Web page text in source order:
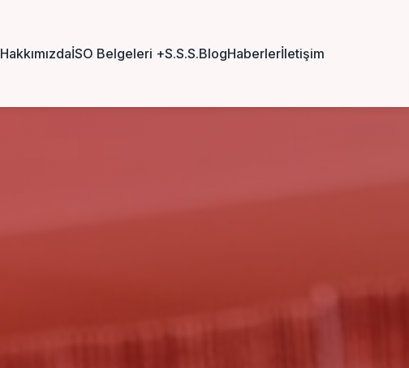
HakkımızdaİSO Belgeleri +S.S.S.BlogHaberlerİletişim